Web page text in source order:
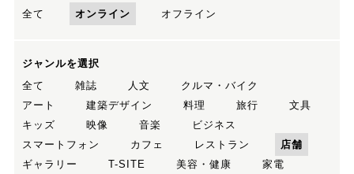
全て
オンライン オフライン
ジャンルを選択
全て
雑誌 人文
クルマ・バイク
アート
建築デザイン 料理 旅行
文具
キッズ
映像 音楽
ビジネス
スマートフォン
カフェ レストラン
店舗
ギャラリー
T-SITE 美容・健康
家電